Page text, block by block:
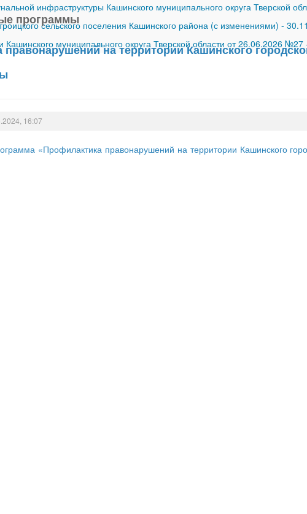
инфраструктуры Кашинского муниципального округа Тверской
сельского поселения Кашинского района (с изменениями) -
муниципального округа Тверской области от 26.06.2026 №27
программы
на территории Кашинского
16:07
«Профилактика правонарушений на территории Кашинского